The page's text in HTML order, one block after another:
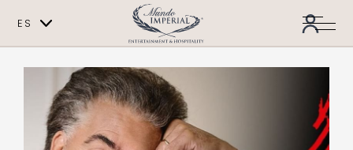
ES
EN